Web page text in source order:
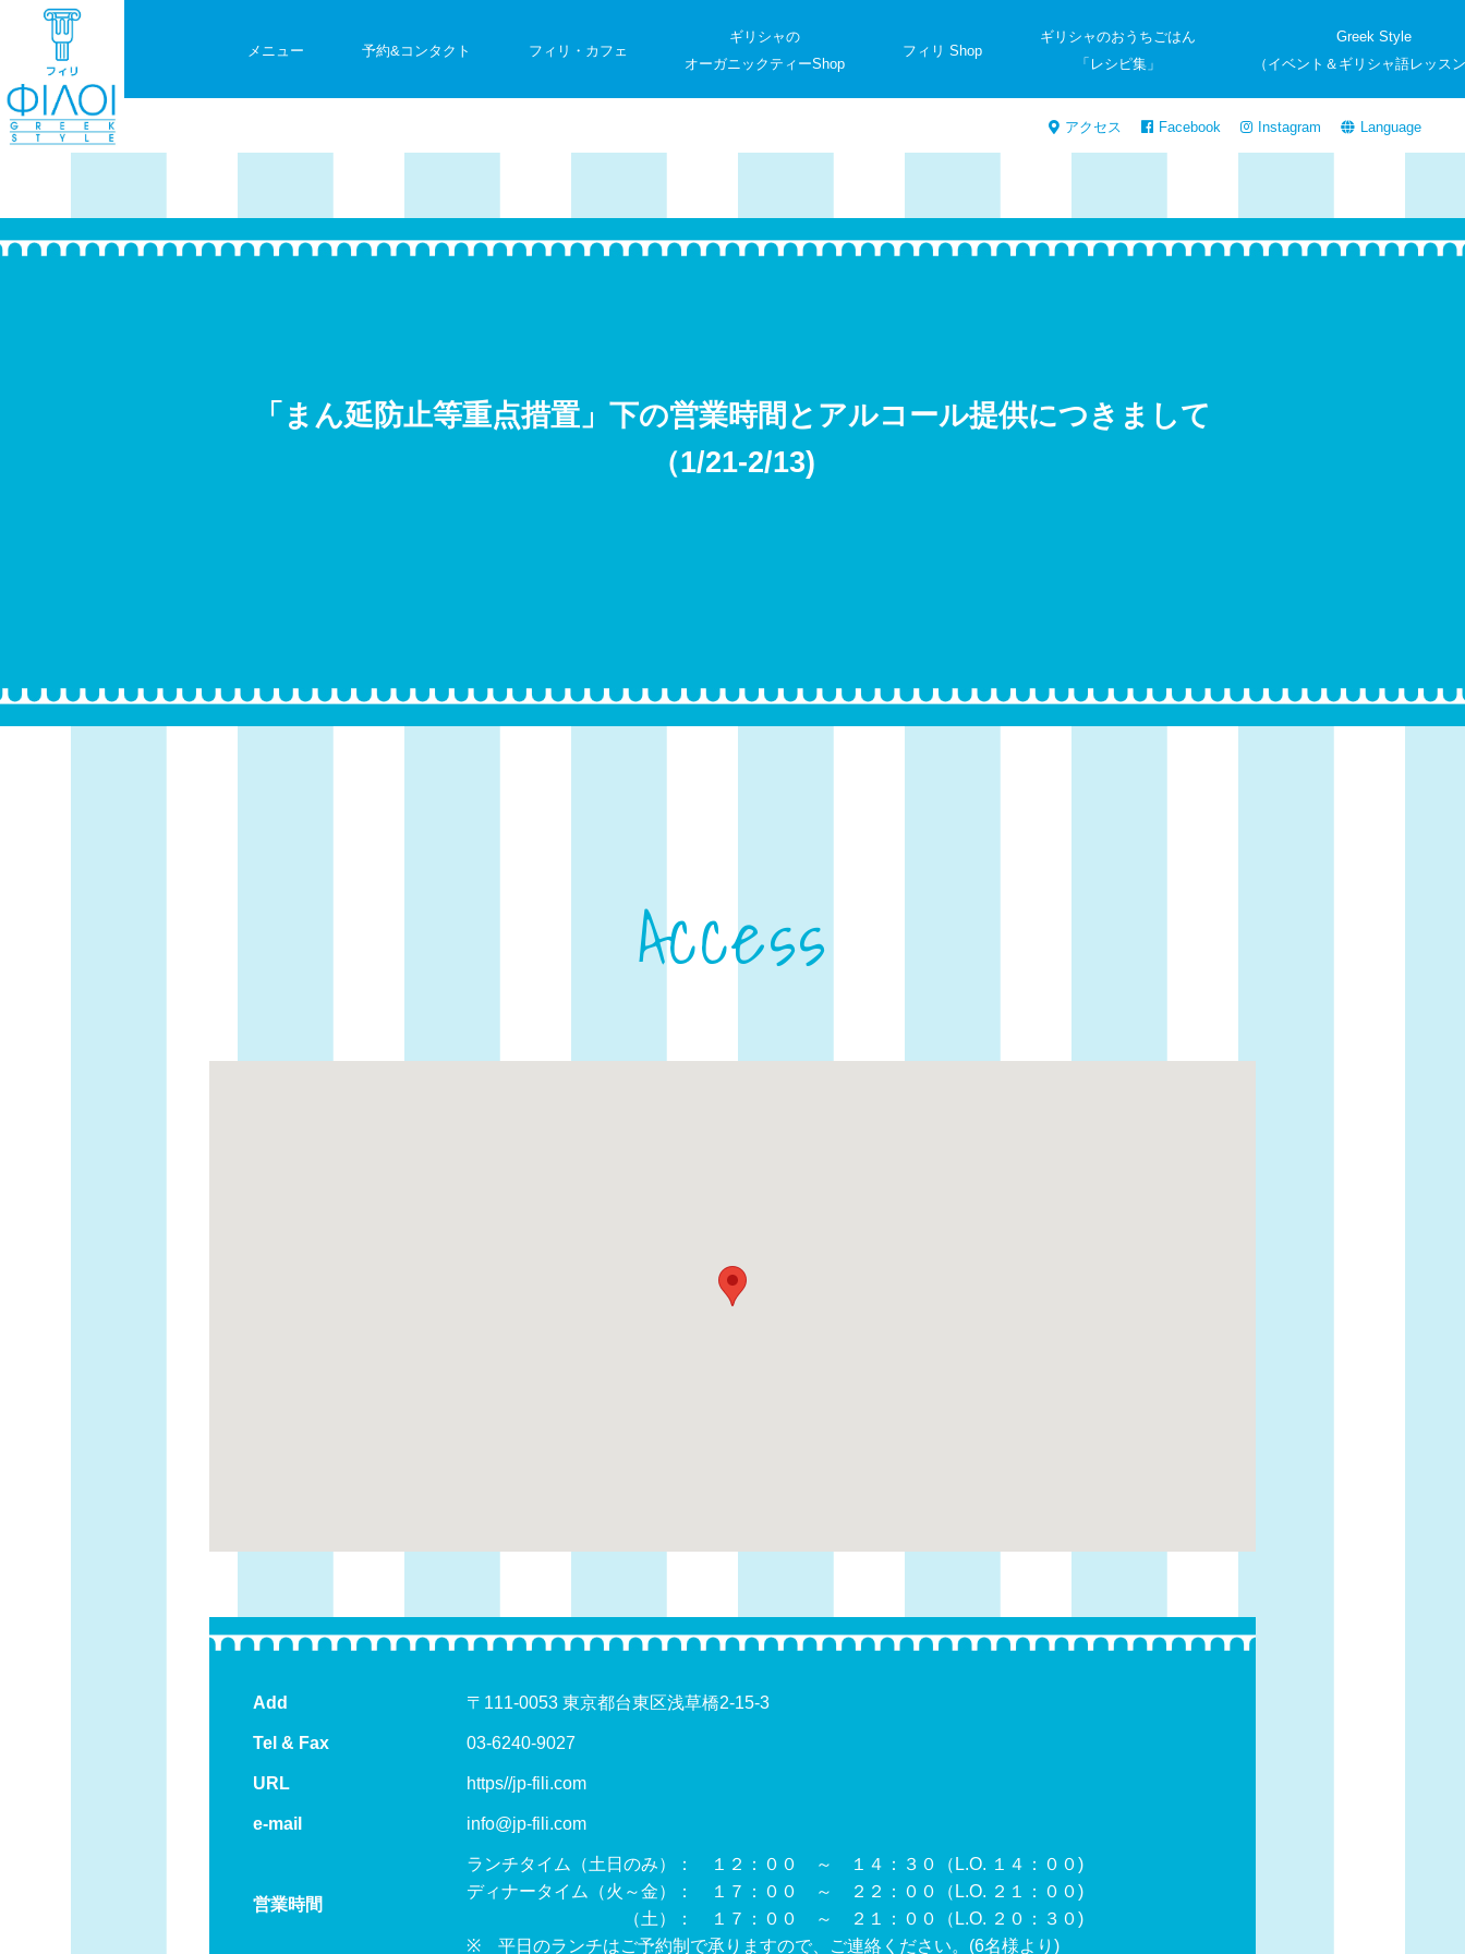
メニュー 予約&コンタクト フィリ・カフェ
ギリシャの
オーガニックティーShop
フィリ Shop
ギリシャのおうちごはん
「レシピ集」
Greek Style
（イベント＆ギリシャ語レッス
アクセス Facebook Instagram Language
「まん延防止等重点措置」下の営業時間とアルコール提供につきまして
（1/21-2/13)
Access
Add 〒111-0053 東京都台東区浅草橋2-15-3
Tel & Fax 03-6240-9027
URL https//jp-fili.com
e-mail info@jp-fili.com
営業時間
ランチタイム（土日のみ）： １２：００ ～ １４：３０（L.O. １４：００)
ディナータイム（火～金）： １７：００ ～ ２２：００（L.O. ２１：００)
（土）： １７：００ ～ ２１：００（L.O. ２０：３０)
※ 平日のランチはご予約制で承りますので、ご連絡ください。(6名様より)